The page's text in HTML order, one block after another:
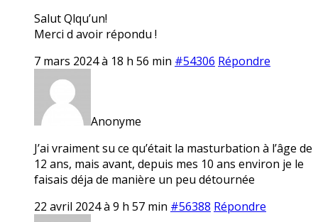
Salut Qlqu’un!
Merci d avoir répondu !
7 mars 2024 à 18 h 56 min #54306 Répondre
Anonyme
J’ai vraiment su ce qu’était la masturbation à l’âge de
12 ans, mais avant, depuis mes 10 ans environ je le
faisais déja de manière un peu détournée
22 avril 2024 à 9 h 57 min #56388 Répondre